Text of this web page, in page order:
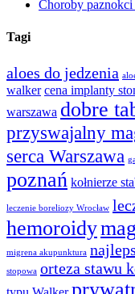
Choroby
Tagi
aloes do jedzenia
walker cena implanty
warszawa dobre
przyswajalny
serca Warszawa
poznań kołnierze
leczenie boreliozy Wrocław
hemoroidy
migrena akupunktura
stopowa orteza stawu